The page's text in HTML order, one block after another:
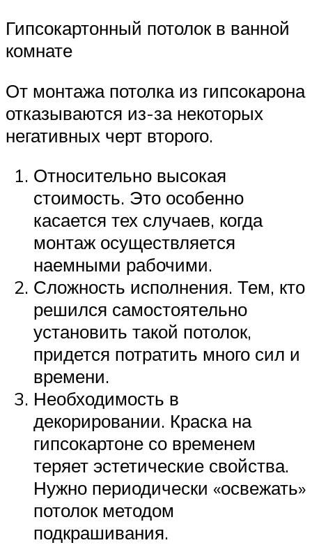
Гипсокартонный потолок в ванной
комнате
От монтажа потолка из гипсокарона
отказываются из-за некоторых
негативных черт второго.
Относительно высокая
стоимость. Это особенно
касается тех случаев, когда
монтаж осуществляется
наемными рабочими.
Сложность исполнения. Тем, кто
решился самостоятельно
установить такой потолок,
придется потратить много сил и
времени.
Необходимость в
декорировании. Краска на
гипсокартоне со временем
теряет эстетические свойства.
Нужно периодически «освежать»
потолок методом
подкрашивания.